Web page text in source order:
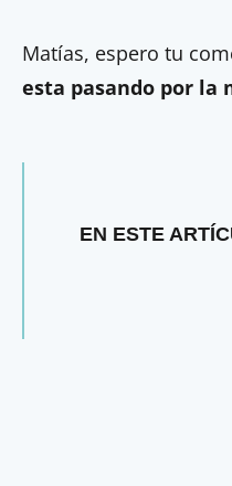
Matías, espero tu
esta pasando por la
EN ESTE